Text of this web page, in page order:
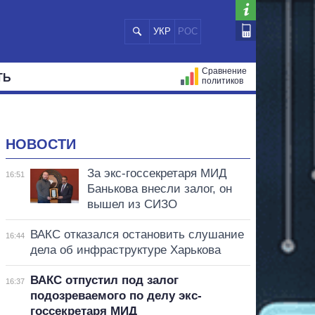
УКР РОС
Сравнение
политиков
НОВОСТИ
16:51
За экс-госсекретаря МИД
Банькова внесли залог, он
вышел из СИЗО
16:44
ВАКС отказался остановить слушание
дела об инфраструктуре Харькова
16:37
ВАКС отпустил под залог
подозреваемого по делу экс-
госсекретаря МИД